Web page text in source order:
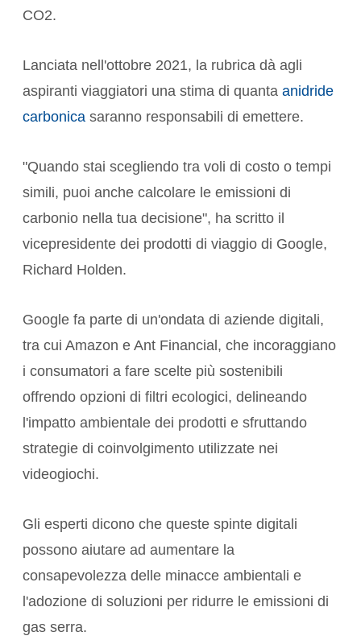
CO2.
Lanciata nell'ottobre 2021, la rubrica dà agli
aspiranti viaggiatori una stima di quanta anidride
carbonica saranno responsabili di emettere.
"Quando stai scegliendo tra voli di costo o tempi
simili, puoi anche calcolare le emissioni di
carbonio nella tua decisione", ha scritto il
vicepresidente dei prodotti di viaggio di Google,
Richard Holden.
Google fa parte di un'ondata di aziende digitali,
tra cui Amazon e Ant Financial, che incoraggiano
i consumatori a fare scelte più sostenibili
offrendo opzioni di filtri ecologici, delineando
l'impatto ambientale dei prodotti e sfruttando
strategie di coinvolgimento utilizzate nei
videogiochi.
Gli esperti dicono che queste spinte digitali
possono aiutare ad aumentare la
consapevolezza delle minacce ambientali e
l'adozione di soluzioni per ridurre le emissioni di
gas serra.